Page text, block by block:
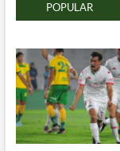
POPULAR